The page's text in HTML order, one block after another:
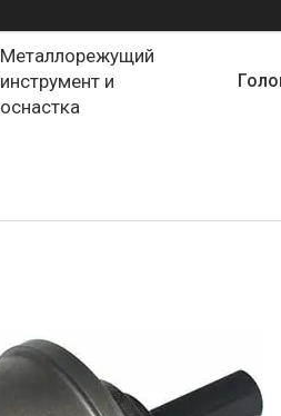
Металлорежущий
инструмент и
оснастка